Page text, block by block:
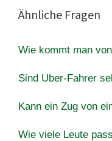
Ähnliche Fragen
Wie kommt man
Sind Uber-Fahrer
Kann ein Zug von
Wie viele Leute